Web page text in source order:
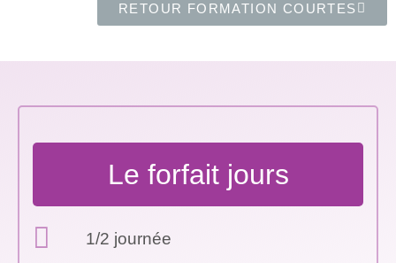
RETOUR FORMATION COURTES
Le forfait jours
1/2 journée